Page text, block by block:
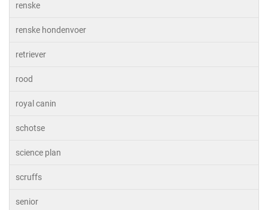
renske
renske hondenvoer
retriever
rood
royal canin
schotse
science plan
scruffs
senior